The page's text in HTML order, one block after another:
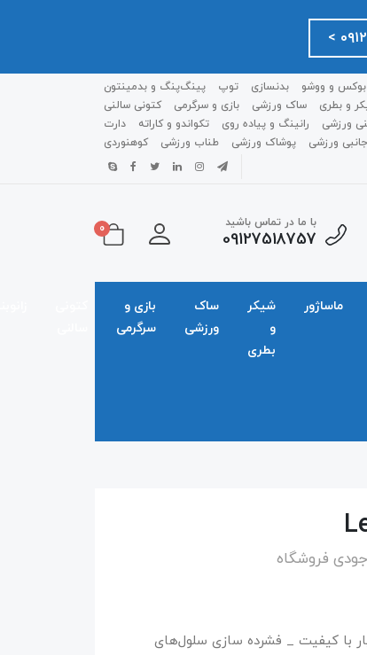
و ووشو بدنسازی توپ
پینگ‌پنگ و بدمينتون
و بطری ساک ورزشی بازی و سرگرمی
کتونی سالنی
ورزشی رانینگ و پیاده روی تکواندو و کاراته
دارت
جانبی ورزشی
پوشاک ورزشی طناب ورزشی کوهنوردی
با ما در تماس باشید
09127518757
0
ماساژور
شیکر
و
بطری
ساک
ورزشی
بازی و
سرگرمی
فروشگاه
با کیفیت _ فشرده سازی سلول‌های